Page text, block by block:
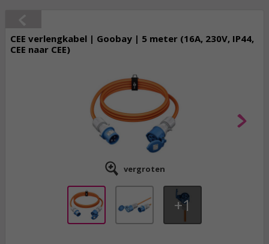
CEE verlengkabel | Goobay | 5 meter (16A, 230V, IP44,
CEE naar CEE)
vergroten
1